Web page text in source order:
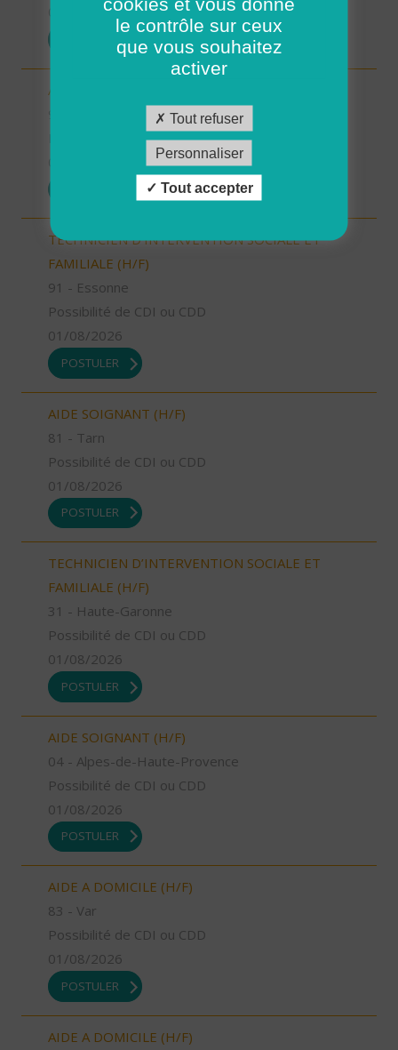
01/08/2026
AUXILIAIRE DE VIE SOCIALE (H/F)
92 - Hauts-de-Seine
Possibilité de CDI ou CDD
TECHNICIEN D’INTERVENTION SOCIALE ET
FAMILIALE (H/F)
91 - Essonne
Possibilité de CDI ou CDD
01/08/2026
POSTULER
AIDE SOIGNANT (H/F)
81 - Tarn
Possibilité de CDI ou CDD
01/08/2026
POSTULER
TECHNICIEN D’INTERVENTION SOCIALE ET
FAMILIALE (H/F)
31 - Haute-Garonne
Possibilité de CDI ou CDD
01/08/2026
POSTULER
AIDE SOIGNANT (H/F)
04 - Alpes-de-Haute-Provence
Possibilité de CDI ou CDD
01/08/2026
POSTULER
AIDE A DOMICILE (H/F)
83 - Var
Possibilité de CDI ou CDD
01/08/2026
POSTULER
AIDE A DOMICILE (H/F)
le contrôle sur ceux
que vous souhaitez
activer
Tout refuser
Personnaliser
Tout accepter